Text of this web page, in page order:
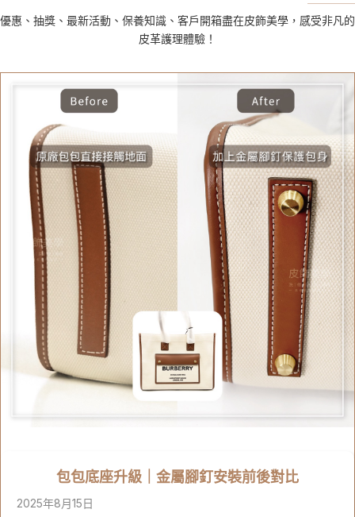
優惠、抽獎、最新活動、保養知識、客戶開箱盡在皮飾美學，感受非凡的
皮革護理體驗！
包包底座升級｜金屬腳釘安裝前後對比
2025年8月15日